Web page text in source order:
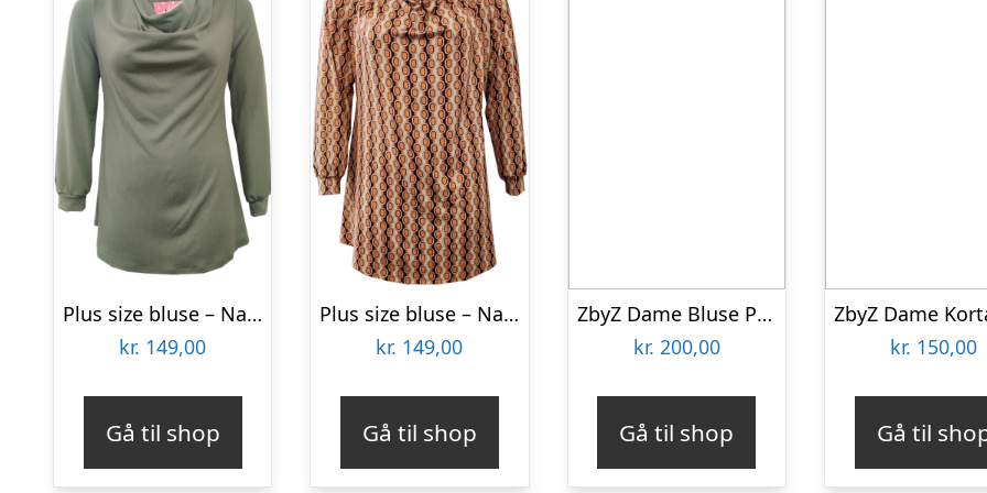
Plus size bluse – Natsu Soft Moss
kr. 149,00
Gå til shop
Plus size bluse – Natsu Retro Pearls Cognac
kr. 149,00
Gå til shop
ZbyZ Dame Bluse Plus Size – Khaki Combi – 54/56
kr. 200,00
Gå til shop
kr. 150,00
Gå til